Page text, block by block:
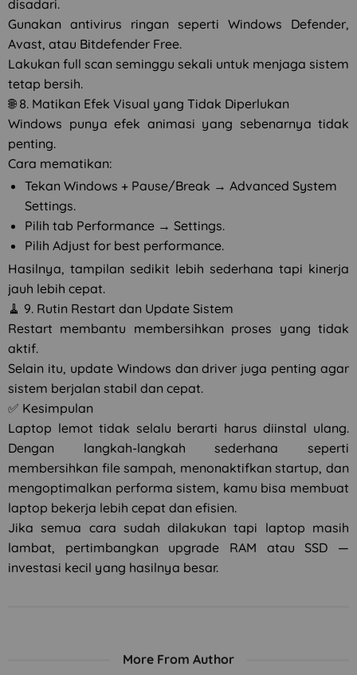
disadari.
Gunakan antivirus ringan seperti Windows Defender,
Avast, atau Bitdefender Free.
Lakukan full scan seminggu sekali untuk menjaga sistem
tetap bersih.
🌐 8. Matikan Efek Visual yang Tidak Diperlukan
Windows punya efek animasi yang sebenarnya tidak
penting.
Cara mematikan:
Tekan Windows + Pause/Break → Advanced System
Settings.
Pilih tab Performance → Settings.
Pilih Adjust for best performance.
Hasilnya, tampilan sedikit lebih sederhana tapi kinerja
jauh lebih cepat.
🧹 9. Rutin Restart dan Update Sistem
Restart membantu membersihkan proses yang tidak
aktif.
Selain itu, update Windows dan driver juga penting agar
sistem berjalan stabil dan cepat.
✅ Kesimpulan
Laptop lemot tidak selalu berarti harus diinstal ulang.
Dengan langkah-langkah sederhana seperti
membersihkan file sampah, menonaktifkan startup, dan
mengoptimalkan performa sistem, kamu bisa membuat
laptop bekerja lebih cepat dan efisien.
Jika semua cara sudah dilakukan tapi laptop masih
lambat, pertimbangkan upgrade RAM atau SSD —
investasi kecil yang hasilnya besar.
More From Author